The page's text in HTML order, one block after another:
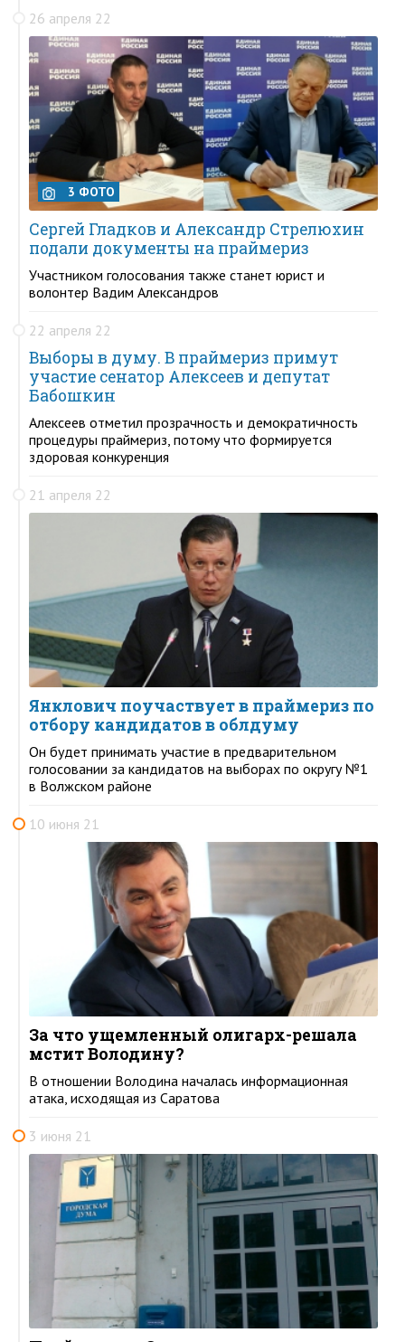
26 апреля 22
3 ФОТО
Сергей Гладков и Александр Стрелюхин
подали документы на праймериз
Участником голосования также станет юрист и
волонтер Вадим Александров
22 апреля 22
Выборы в думу. В праймериз примут
участие сенатор Алексеев и депутат
Бабошкин
Алексеев отметил прозрачность и демократичность
процедуры праймериз, потому что формируется
здоровая конкуренция
21 апреля 22
Янклович поучаствует в праймериз по
отбору кандидатов в облдуму
Он будет принимать участие в предварительном
голосовании за кандидатов на выборах по округу №1
в Волжском районе
10 июня 21
За что ущемленный олигарх-решала
мстит Володину?
В отношении Володина началась информационная
атака, исходящая из Саратова
3 июня 21